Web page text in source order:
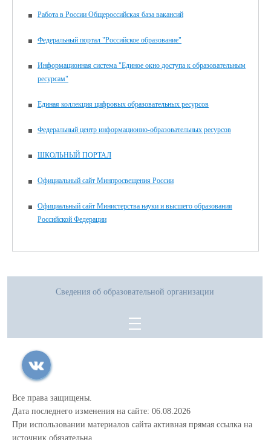
Работа в России Общероссийская база вакансий
Федеральный портал "Российское образование"
Информационная система "Единое окно доступа к образовательным
ресурсам"
Единая коллекция цифровых образовательных ресурсов
Федеральный центр информационно-образовательных ресурсов
ШКОЛЬНЫЙ ПОРТАЛ
Официальный сайт Минпросвещения России
Официальный сайт Министерства науки и высшего образования
Российской Федерации
Сведения об образовательной организации
Все права защищены.
Дата последнего изменения на сайте: 06.08.2026
При использовании материалов сайта активная прямая ссылка на
источник обязательна